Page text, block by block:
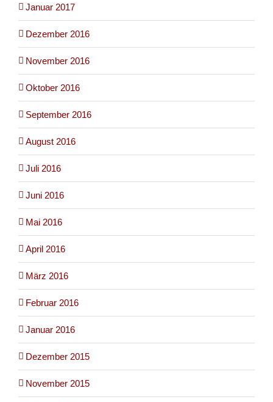
Januar 2017
Dezember 2016
November 2016
Oktober 2016
September 2016
August 2016
Juli 2016
Juni 2016
Mai 2016
April 2016
März 2016
Februar 2016
Januar 2016
Dezember 2015
November 2015